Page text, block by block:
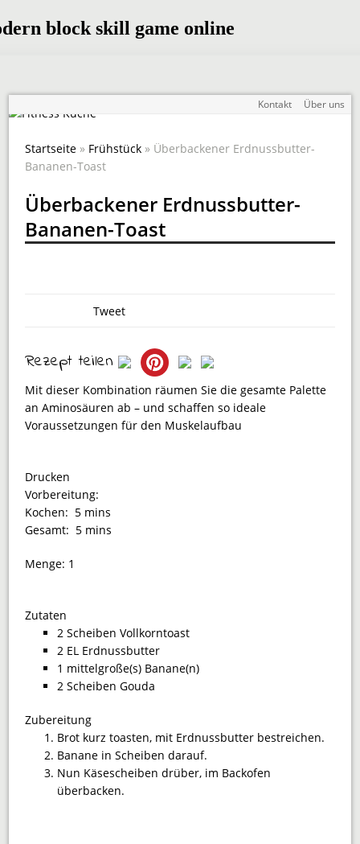
Kontakt Über uns
Startseite » Frühstück » Überbackener Erdnussbutter-
Bananen-Toast
Überbackener Erdnussbutter-
Bananen-Toast
Tweet
Rezept teilen
Mit dieser Kombination räumen Sie die gesamte Palette
an Aminosäuren ab – und schaffen so ideale
Voraussetzungen für den Muskelaufbau
Drucken
Vorbereitung:
Kochen: 5 mins
Gesamt: 5 mins
Menge: 1
Zutaten
2 Scheiben Vollkorntoast
2 EL Erdnussbutter
1 mittelgroße(s) Banane(n)
2 Scheiben Gouda
Zubereitung
Brot kurz toasten, mit Erdnussbutter bestreichen.
Banane in Scheiben darauf.
Nun Käsescheiben drüber, im Backofen
überbacken.